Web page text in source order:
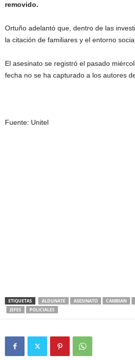
removido.
Ortuño adelantó que, dentro de las
la citación de familiares y el entorno
El asesinato se registró el pasado
fecha no se ha capturado a los autores
Fuente: Unitel
ETIQUETAS ALDUNATE ASESINATO CAMBIAN
JEFES
POLICIALES